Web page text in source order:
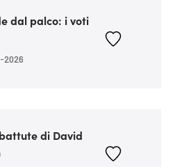
dal palco: i voti
2026
di David